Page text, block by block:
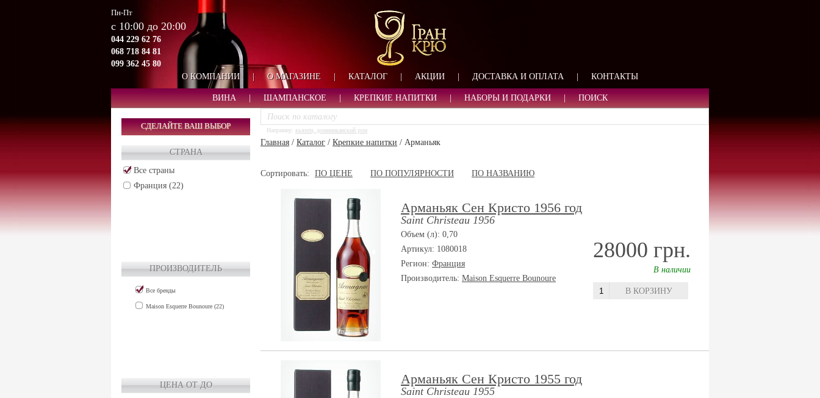
ЛОГИН
ЗАПОМНИТЬ МЕНЯ
ЗАБЫЛИ ПАРОЛЬ?
ВАШЕ ИМЯ:
ТЕЛЕФОН:
ИМЯ
Пн-Пт
с 10:00 до 20:00
044 229 62 76
068 718 84 81
099 362 45 80
О КОМПАНИИ
| О МАГАЗИНЕ | КАТАЛОГ АКЦИИ ДОСТАВКА И ОПЛАТА КОНТАКТЫ
ВИНА ШАМПАНСКОЕ КРЕПКИЕ НАПИТКИ НАБОРЫ И ПОДАРКИ ПОИСК
СДЕЛАЙТЕ ВАШ ВЫБОР
СТРАНА
Все страны
Франция (22)
ПРОИЗВОДИТЕЛЬ
Все бренды
Maison Esquerre Bounoure (22)
ЦЕНА ОТ ДО
Например: кьянти, доминиканский ром
Главная / Каталог / Крепкие напитки / Арманьяк
Сортировать: ПО ЦЕНЕ ПО ПОПУЛЯРНОСТИ ПО НАЗВАНИЮ
Арманьяк Сен Кристо 1956 год
Saint Christeau 1956
Объем (л): 0,70
Артикул: 1080018
Регион: Франция
Производитель: Maison Esquerre Bounoure
28000 грн.
В наличии
В КОРЗИНУ
Арманьяк Сен Кристо 1955 год
Saint Christeau 1955